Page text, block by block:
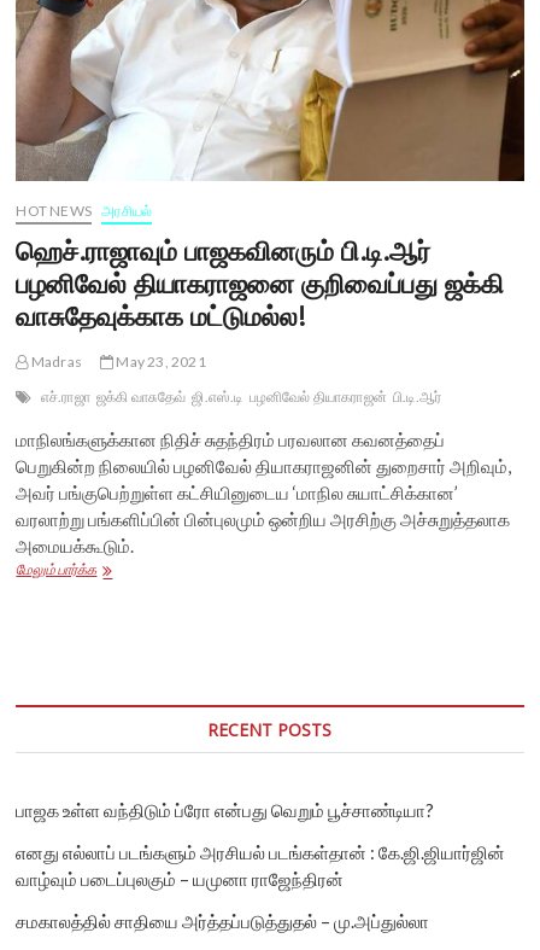
HOT NEWS அரசியல்
ஹெச்.ராஜாவும் பாஜகவினரும் பி.டி.ஆர்
பழனிவேல் தியாகராஜனை குறிவைப்பது ஜக்கி
வாசுதேவுக்காக மட்டுமல்ல!
Madras
May 23, 2021
எச்.ராஜா ஜக்கி வாசுதேவ் ஜி.எஸ்.டி பழனிவேல் தியாகராஜன் பி.டி.ஆர்
மாநிலங்களுக்கான நிதிச் சுதந்திரம் பரவலான கவனத்தைப்
பெறுகின்ற நிலையில் பழனிவேல் தியாகராஜனின் துறைசார் அறிவும்,
அவர் பங்குபெற்றுள்ள கட்சியினுடைய ‘மாநில சுயாட்சிக்கான’
வரலாற்று பங்களிப்பின் பின்புலமும் ஒன்றிய அரசிற்கு அச்சுறுத்தலாக
அமையக்கூடும்.
மேலும் பார்க்கஹெச்.ராஜாவும்
RECENT POSTS
பாஜக உள்ள வந்திடும் ப்ரோ என்பது வெறும் பூச்சாண்டியா?
எனது எல்லாப் படங்களும் அரசியல் படங்கள்தான் : கே.ஜி.ஜியார்ஜின்
வாழ்வும் படைப்புலகும் – யமுனா ராஜேந்திரன்
சமகாலத்தில் சாதியை அர்த்தப்படுத்துதல் – மு.அப்துல்லா